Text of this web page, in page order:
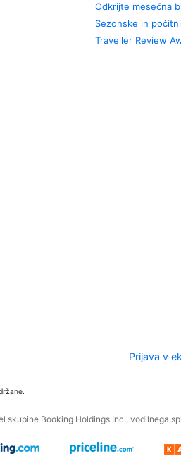
Odkrijte mesečna
Sezonske in
Traveller Review
Prijava v
skupine Booking Holdings Inc., vodilnega